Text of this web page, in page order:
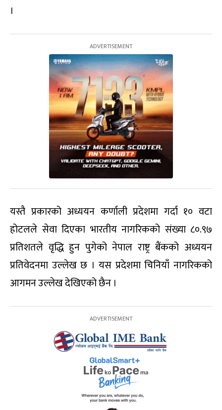
।
यस्तै प्रकारको अध्ययन कर्णाली प्रदेशमा गर्दा १० वटा
होटलले सेवा दिएका भारतीय नागरिकको संख्या ८०.९७
प्रतिशतले वृद्धि हुन पुगेको नेपाल राष्ट्र बैंकको अध्ययन
प्रतिवेदनमा उल्लेख छ । यस प्रदेशमा चिनियाँ नागरिकको
आगमन उल्लेख देखिएको छैन ।